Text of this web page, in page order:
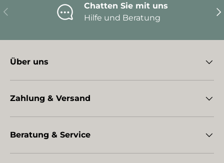
Vorherige
Chatten Sie mit uns
Hilfe und Beratung
Über uns
Zahlung & Versand
Beratung & Service